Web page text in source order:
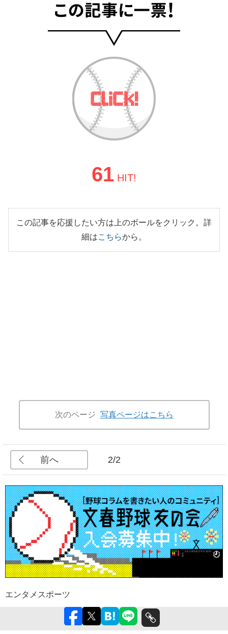
61 HIT!
この記事を応援したい方は上のボールをクリック。詳
細はこちらから。
次のページ 写真ページはこちら
前へ 2/2
エンタメ スポーツ